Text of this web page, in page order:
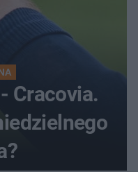
Cracovia.